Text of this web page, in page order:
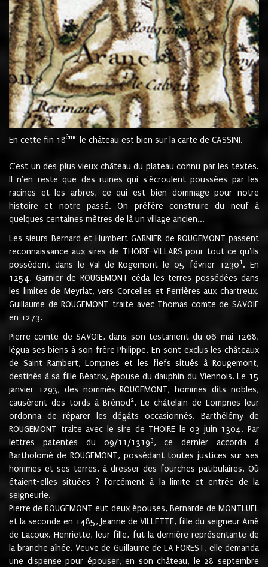
En cette fin 18ème le château est bien sur la carte de CASSINI.
C'est un des plus vieux château du plateau connu par les textes.
Il n'en reste que des ruines qui s'écroulent poussées par les
racines et les arbres, ce qui est bien dommage pour notre
histoire et notre passé. On préfère construire du neuf à
quelques centaines mètres de là un village ancien...
Les sieurs Bernard et Humbert GARNIER de ROUGEMONT passent
reconnaissance aux sires de THOIRE-VILLARS pour tout ce qu'ils
possèdent dans le Val de Rogemont le 05 février 12301 . En
1254, Garnier de ROUGEMONT céda les terres possédées dans
les limites de Meyriat, vers Corcelles et Ferrières aux chartreux.
Guillaume de ROUGEMONT traite avec Thomas comte de SAVOIE
en 1273.
Pierre comte de SAVOIE, dans son testament du 06 mai 1268,
légua ses biens à son frère Philippe. En sont exclus les châteaux
de Saint Rambert, Lompnes et les fiefs situés à Rougemont,
destinés à sa fille Béatrix, épouse du dauphin du Viennois. Le 15
janvier 1293, des nommés ROUGEMONT, hommes dits nobles,
causèrent des tords à Brénod 2. Le châtelain de Lompnes leur
ordonna de réparer les dégâts occasionnés. Barthélémy de
ROUGEMONT traite avec le sire de THOIRE le 03 juin 1304. Par
lettres patentes du 09/11/13193, ce dernier accorda à
Bartholomé de ROUGEMONT, possédant toutes justices sur ses
hommes et ses terres, à dresser des fourches patibulaires. Où
étaient-elles situées ? forcément à la limite et entrée de la
seigneurie.
Pierre de ROUGEMONT eut deux épouses, Bernarde de MONTLUEL
et la seconde en 1485, Jeanne de VILLETTE, fille du seigneur Amé
de Lacoux. Henriette, leur fille, fut la dernière représentante de
la branche aînée. Veuve de Guillaume de LA FOREST, elle demanda
une dispense pour épouser, en son château, le 28 septembre